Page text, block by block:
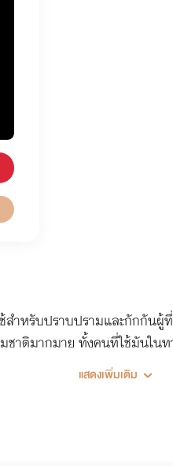
สำหรับปราบปรามและกักกัน
ชาติมากมาย ทั้งคนที่ใช้มันใน
เป็นวิธีไหนก็ตาม และไม่สนว่
แสดงเพิ่มเติม